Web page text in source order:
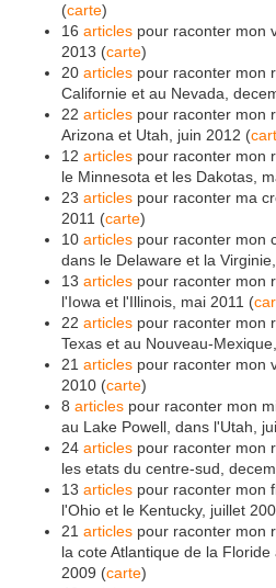
(carte)
16 articles pour raconter mon
2013 (carte)
20 articles pour raconter mon
Californie et au Nevada,
22 articles pour raconter mon
Arizona et Utah, juin 2012 (
12 articles pour raconter mon
le Minnesota et les Dakotas,
23 articles pour raconter ma
2011 (carte)
10 articles pour raconter mon
dans le Delaware et la
13 articles pour raconter mon
l'Iowa et l'Illinois, mai 2011 (
22 articles pour raconter mon
Texas et au Nouveau-
21 articles pour raconter mon
2010 (carte)
8 articles pour raconter mon
au Lake Powell, dans l'Utah,
24 articles pour raconter mon
les etats du centre-sud,
13 articles pour raconter mon
l'Ohio et le Kentucky, juillet
21 articles pour raconter mon
la cote Atlantique de la
2009 (carte)